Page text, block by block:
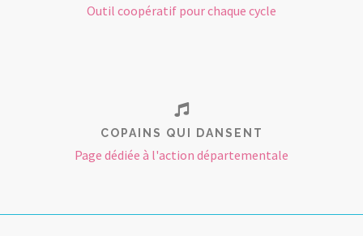
Outil coopératif pour chaque cycle
COPAINS QUI DANSENT
Page dédiée à l'action départementale